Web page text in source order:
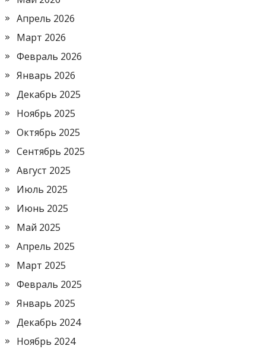
Апрель 2026
Март 2026
Февраль 2026
Январь 2026
Декабрь 2025
Ноябрь 2025
Октябрь 2025
Сентябрь 2025
Август 2025
Июль 2025
Июнь 2025
Май 2025
Апрель 2025
Март 2025
Февраль 2025
Январь 2025
Декабрь 2024
Ноябрь 2024